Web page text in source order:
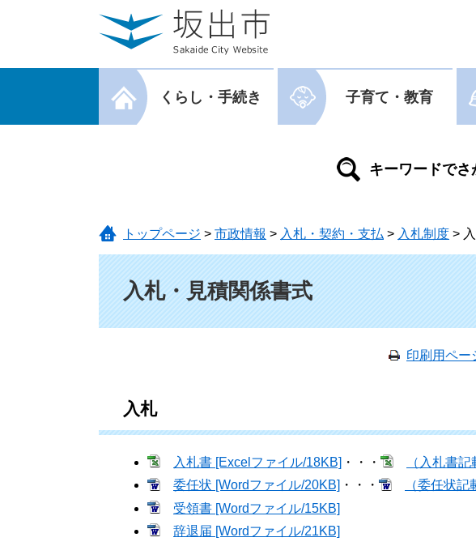
メニューを閉じる
くらし・手続き 子育て・教育
トップページ > 市政情報 > 入札・契約・支払 > 入札制度 >
入札・見積関係書式
印刷用ペー
入札
入札書 [Excelファイル/18KB] ・・・
（入札書
委任状 [Wordファイル/20KB] ・・・
（委任状
受領書 [Wordファイル/15KB]
辞退届 [Wordファイル/21KB]